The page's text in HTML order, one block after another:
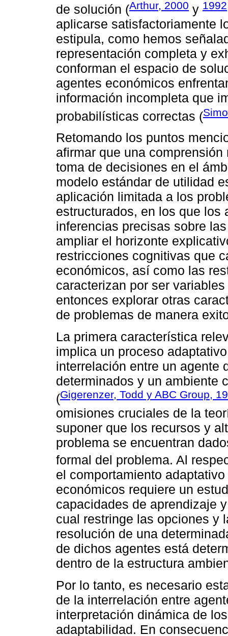
de solución (Arthur, 2000 y 1992
aplicarse satisfactoriamente
estipula, como hemos
representación completa y
conforman el espacio de
agentes económicos
información incompleta que
probabilísticas correctas (
Retomando los puntos
afirmar que una
toma de decisiones en el
modelo estándar de utilidad
aplicación limitada a los
estructurados, en los que los
inferencias precisas sobre
ampliar el horizonte
restricciones cognitivas que
económicos, así como las
caracterizan por ser
entonces explorar otras
de problemas de manera
La primera característica
implica un proceso
interrelación entre un agente
determinados y un ambiente
(Gigerenzer, Todd y ABC Group,
omisiones cruciales de la
suponer que los recursos y
problema se encuentran
formal del problema. Al
el comportamiento
económicos requiere un
capacidades de aprendizaje
cual restringe las opciones y
resolución de una
de dichos agentes está
dentro de la estructura
Por lo tanto, es necesario
de la interrelación entre
interpretación dinámica de
adaptabilidad. En